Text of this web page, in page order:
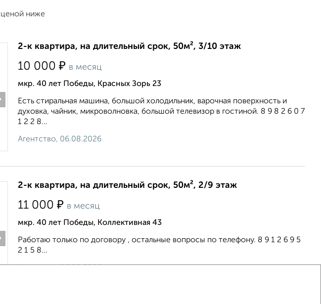
ниже
2-к квартира, на длительный срок, 50м², 3/10 этаж
10 000 ₽ в месяц
мкр. 40 лет Победы, Красных Зорь 23
Есть стиральная машина, большой холодильник, варочная поверхность и
духовка, чайник, микроволновка, большой телевизор в гостиной. 8 9 8 2 6 0 7
1 2 2 8...
Агентство, 06.08.2026
2-к квартира, на длительный срок, 50м², 2/9 этаж
11 000 ₽ в месяц
мкр. 40 лет Победы, Коллективная 43
Работаю только по договору , остальные вопросы по телефону. 8 9 1 2 6 9 5
2 1 5 8...